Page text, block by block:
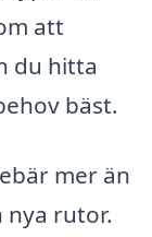
att
du hitta
bäst.
mer än
nya rutor.